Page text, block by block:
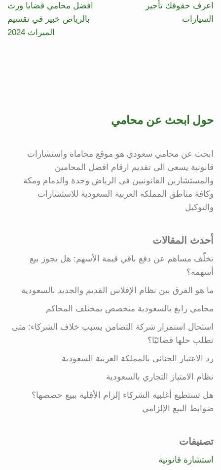
اعرف حقوقك تأجير
السيارات
افضل محامي قضايا ورث
بالرياض خبير في تقسيم
الميراث 2024
حول ابحث عن محامي
ابحث عن محامي سعودي هو موقع محاماة واستشارات
قانونية يسعى الى تقديم ارقام افضل المحامين
والمستشارين القانونيين في الرياض وجدة والدمام ومكة
وكافة مناطق المملكة العربية السعودية للاستشارات
والتوكيل
أحدث المقالات
تخلّف مساهم عن دفع باقي قيمة الأسهم: هل يجوز بيع
أسهمه؟
ما هو الفرق بين نظام الإفلاس القديم والجديد بالسعودية
محامي رابغ بالسعودية متخصص بمختلف المحاكم
استحال استمرار شركة التضامن بسبب خلاف الشركاء: متى
تطلب حلها قضائيًا؟
رد الاعتبار الجنائى بالمملكة العربية السعودية
نظام الامتياز التجاري بالسعودية
هل تستطيع أغلبية الشركاء إلزام الأقلية ببيع حصصها؟
ضوابط البيع الإلزامي
تصنيفات
استشارة قانونية